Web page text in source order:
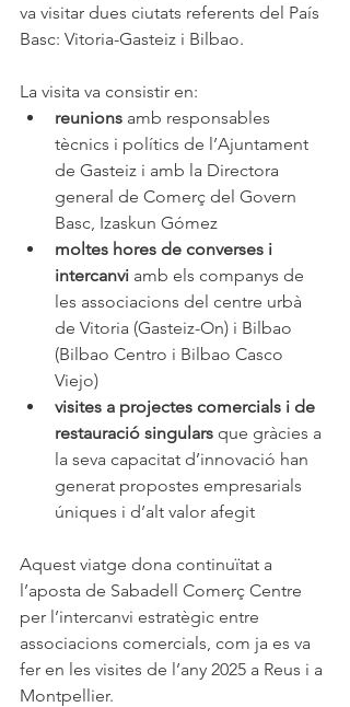
va visitar dues ciutats referents del País
Basc: Vitoria-Gasteiz i Bilbao.
La visita va consistir en:
reunions amb responsables
tècnics i polítics de l’Ajuntament
de Gasteiz i amb la Directora
general de Comerç del Govern
Basc, Izaskun Gómez
moltes hores de converses i
intercanvi amb els companys de
les associacions del centre urbà
de Vitoria (Gasteiz-On) i Bilbao
(Bilbao Centro i Bilbao Casco
Viejo)
visites a projectes comercials i de
restauració singulars que gràcies a
la seva capacitat d’innovació han
generat propostes empresarials
úniques i d’alt valor afegit
Aquest viatge dona continuïtat a
l’aposta de Sabadell Comerç Centre
per l’intercanvi estratègic entre
associacions comercials, com ja es va
fer en les visites de l’any 2025 a Reus i a
Montpellier.